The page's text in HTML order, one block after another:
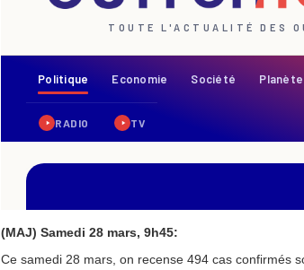
(MAJ) Samedi 28 mars, 9h45:
Ce samedi 28 mars, on recense 494 cas confirmés